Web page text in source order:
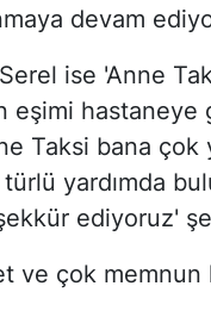
devam
ise 'Anne
eşimi
Taksi bana çok
yardımda
ediyoruz'
ve çok memnun